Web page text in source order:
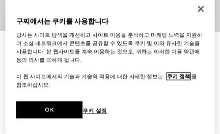
이니셜로 나만의 특별한 아이템 만들기
[메가 웹 트레이드마크] 라지 더플백
₩6,200,000
다른 스타일 블랙 레더
구찌에서는 쿠키를 사용합니다
당사는 사이트 탐색을 개선하고 사이트 이용을 분석하고 마케팅 노력을 지원하
며 소셜 네트워크에서 콘텐츠를 공유할 수 있도록 쿠키 및 이와 유사한 기술을
사용합니다. 본 웹사이트를 계속 이용하는 것으로, 귀하는 이러한 이용 약관에
동의 의사를 표하게 됩니다.
이 웹 사이트에서의 기술과 기술의 적용에 대한 자세한 정보는 쿠키 정책 을
참조하십시오.
쿠키 설정
OK